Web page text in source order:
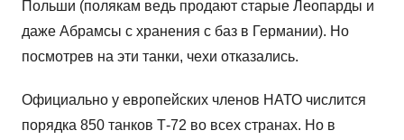
Польши (полякам ведь продают старые Леопарды и
даже Абрамсы с хранения с баз в Германии). Но
посмотрев на эти танки, чехи отказались.
Официально у европейских членов НАТО числится
порядка 850 танков Т-72 во всех странах. Но в